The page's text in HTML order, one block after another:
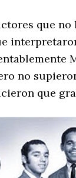
que
no
que